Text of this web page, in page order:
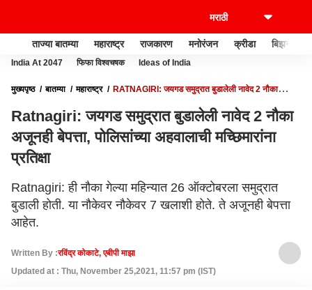
ताज्या बातम्या महाराष्ट्र राजकारण मनोरंजन क्रीडा बिझनेस
India At 2047 फिफा विश्वचषक Ideas of India
मुख्यपृष्ठ बातम्या महाराष्ट्र
RATNAGIRI: जयगड समुद्रात बुडालेली नावेद 2 नौका
Ratnagiri: जयगड समुद्रात बुडालेली नावेद 2 नौका
अजूनही बेपत्ता, पोलिसांच्या अहवालाची मच्छिमारांना
प्रतिक्षा
Ratnagiri: ही नौका गेल्या महिन्यात 26 ऑक्टोबरला समुद्रात
बुडाली होती. या नौकेवर नौकेवर 7 खलाशी होते. ते अजूनही बेपत्ता
आहेत.
Written By :रविंद्र कोकाटे, एबीपी माझा
Updated at : Thu, November 25,2021, 11:57 pm (IST)